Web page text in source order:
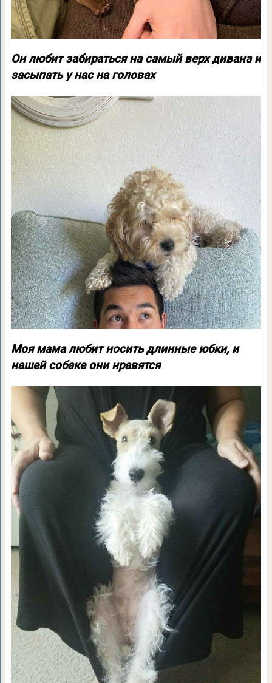
Он любит забираться на самый верх дивана и
засыпать у нас на головах
Моя мама любит носить длинные юбки, и
нашей собаке они нравятся